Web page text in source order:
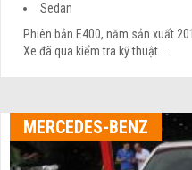
Sedan
Phiên bản E400, năm sản xuất
Xe đã qua kiểm tra kỹ thuật ...
MERCEDES-BENZ